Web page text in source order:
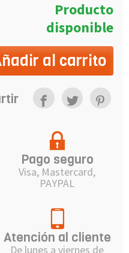
Producto
disponible
al carrito
Pago seguro
Visa, Mastercard,
PAYPAL
Atención al cliente
De lunes a viernes de